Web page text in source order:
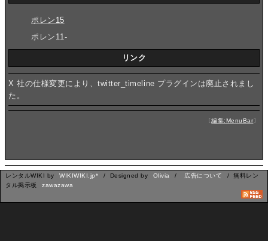
ポレン15
ポレン11-
リンク
X 社の仕様変更により、twitter_timeline プラグインは廃止されまし
た。
〔編集:MenuBar〕
レンタルWIKI by WIKIWIKI.jp* / Designed by Olivia / 広告について
/ 無料レン
タル掲示板
zawazawa